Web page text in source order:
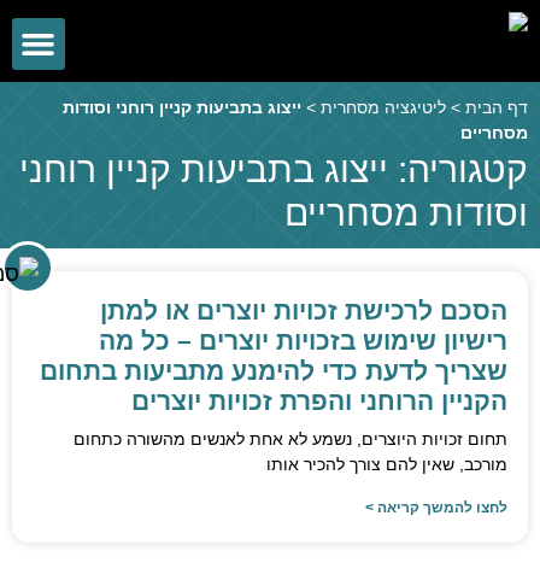
דף הבית > ליטיגציה מסחרית > ייצוג בתביעות קניין רוחני וסודות
מסחריים
קטגוריה: ייצוג בתביעות קניין רוחני
וסודות מסחריים
הסכם לרכישת זכויות יוצרים או למתן
רישיון שימוש בזכויות יוצרים – כל מה
שצריך לדעת כדי להימנע מתביעות בתחום
הקניין הרוחני והפרת זכויות יוצרים
תחום זכויות היוצרים, נשמע לא אחת לאנשים מהשורה כתחום
מורכב, שאין להם צורך להכיר אותו
לחצו להמשך קריאה >
title סמן כותרות
settings צבע רקע
zoom_in זום (הגדלה)
remove_circle_outline הקטנת גופן
add_circle_outline הגדלת גופן
spellcheck גופן קריא
brightness_high ניגודיות בהירה
brightness_low ניגודיות כהה